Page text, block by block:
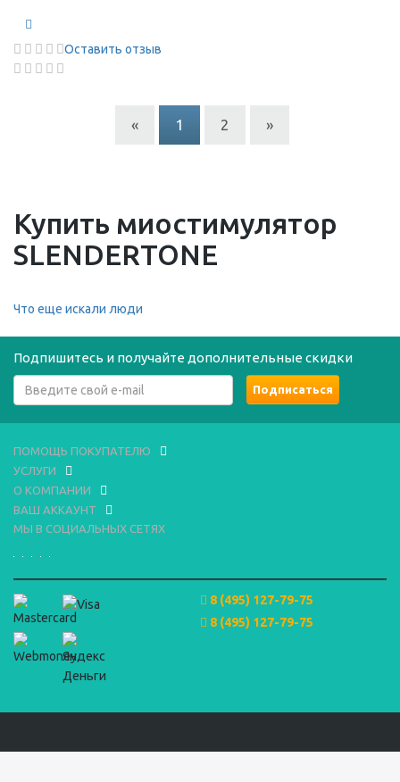
Оставить отзыв
« 1 2 »
Купить миостимулятор
SLENDERTONE
Что еще искали люди
Подпишитесь и получайте дополнительные скидки
ПОМОЩЬ ПОКУПАТЕЛЮ
УСЛУГИ
О КОМПАНИИ
ВАШ АККАУНТ
МЫ В СОЦИАЛЬНЫХ СЕТЯХ
8 (495) 127-79-75
8 (495) 127-79-75